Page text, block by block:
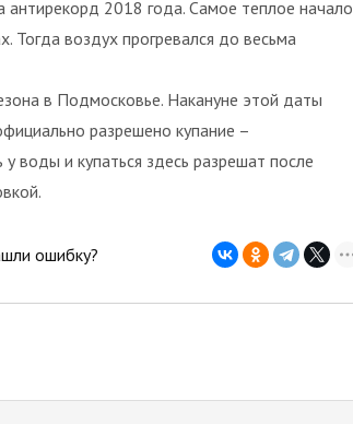
антирекорд 2018 года. Самое теплое начало
воздух прогревался до весьма
в Подмосковье. Накануне этой даты
разрешено купание –
воды и купаться здесь разрешат после
ошибку?